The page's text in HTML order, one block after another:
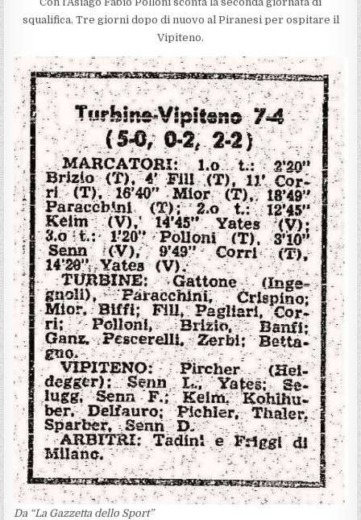
squalifica. Tre giorni dopo di nuovo al Piranesi per ospitare il
Vipiteno.
Da “La Gazzetta dello Sport”